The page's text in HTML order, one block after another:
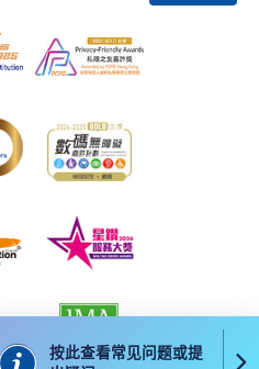
按此查看常见问题或提
折